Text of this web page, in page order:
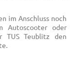
im Anschluss noch
Autoscooter oder
TUS Teublitz den